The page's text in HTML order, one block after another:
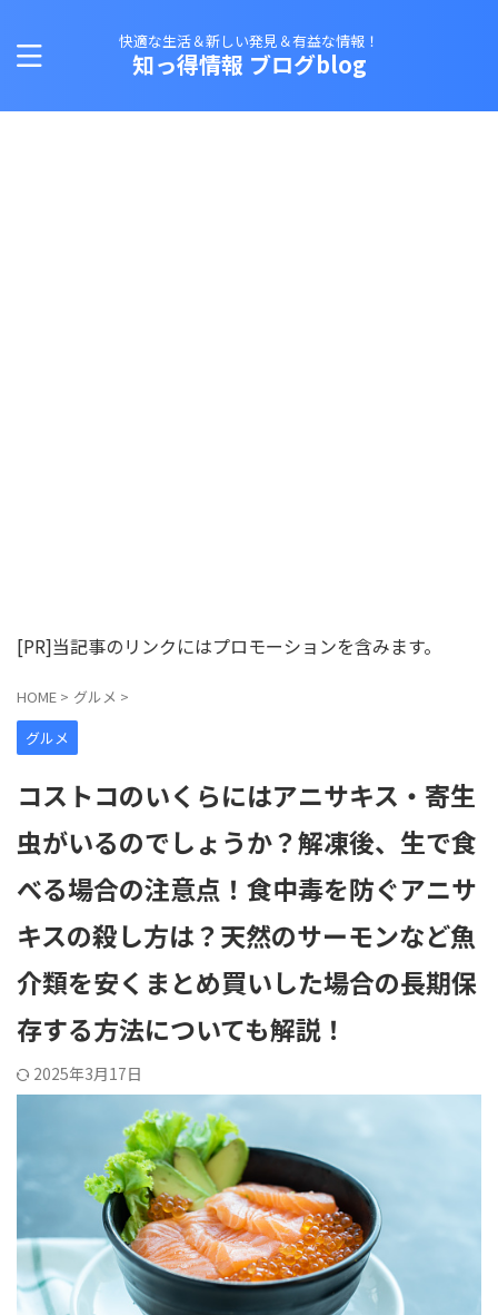
快適な生活＆新しい発見＆有益な情報！
知っ得情報 ブログblog
[PR]当記事のリンクにはプロモーションを含みます。
HOME > グルメ >
グルメ
コストコのいくらにはアニサキス・寄生
虫がいるのでしょうか？解凍後、生で食
べる場合の注意点！食中毒を防ぐアニサ
キスの殺し方は？天然のサーモンなど魚
介類を安くまとめ買いした場合の長期保
存する方法についても解説！
2025年3月17日